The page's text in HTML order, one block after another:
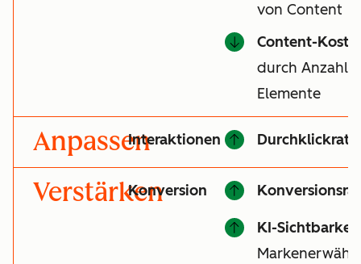
von Content
Content-
durch Anzahl
Elemente
AnpassenInteraktionen
VerstärkenKonversion
KI-